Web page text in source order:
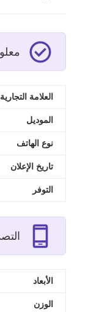
العلامة التجارية
الموديل
نوع الهاتف
تاريخ الإعلان
التوفر
الأبعاد
الوزن